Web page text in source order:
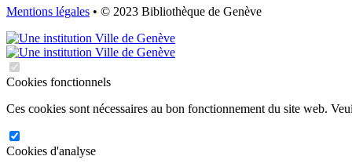
Mentions légales • © 2023 Bibliothèque de Genève
Cookies fonctionnels
Ces cookies sont nécessaires au bon fonctionnement du site web.
Cookies d'analyse